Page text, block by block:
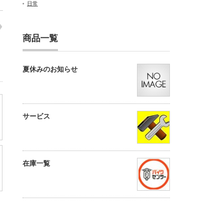
日常
商品一覧
夏休みのお知らせ
サービス
在庫一覧